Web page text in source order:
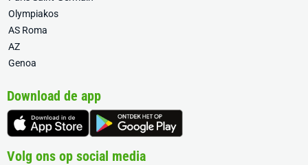
Olympiakos
AS Roma
AZ
Genoa
Download de app
Volg ons op social media